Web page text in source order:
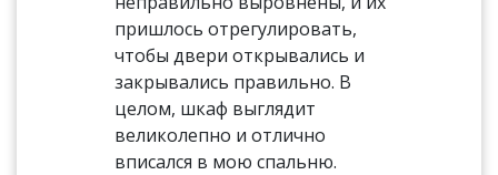
пришлось отрегулировать,
чтобы двери открывались и
закрывались правильно. В
целом, шкаф выглядит
великолепно и отлично
вписался в мою спальню.